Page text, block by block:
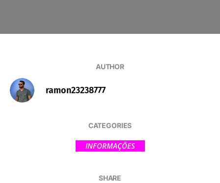
AUTHOR
ramon23238777
CATEGORIES
INFORMAÇÕES
SHARE